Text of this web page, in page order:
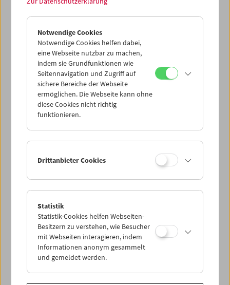
Collection on Screen: Len Lye
Premiere: Peter Nestler
Notwendige Cookies
Notwendige Cookies helfen dabei,
eine Webseite nutzbar zu machen,
indem sie Grundfunktionen wie
Seitennavigation und Zugriff auf
sichere Bereiche der Webseite
ermöglichen. Die Webseite kann ohne
diese Cookies nicht richtig
funktionieren.
Drittanbieter Cookies
Statistik
Statistik-Cookies helfen Webseiten-
Besitzern zu verstehen, wie Besucher
mit Webseiten interagieren, indem
Informationen anonym gesammelt
und gemeldet werden.